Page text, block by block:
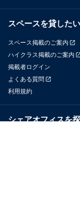
スペースを貸した
スペース掲載のご案内
ハイクラス掲載のご案内
掲載者ログイン
よくある質問
利用規約
シェアオフィスを